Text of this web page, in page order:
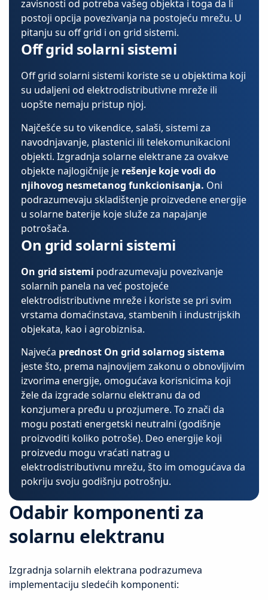
zavisnosti od potreba vašeg objekta i toga da li
postoji opcija povezivanja na postojeću mrežu. U
pitanju su off grid i on grid sistemi.
Off grid solarni sistemi
Off grid solarni sistemi koriste se u objektima koji
su udaljeni od elektrodistributivne mreže ili
uopšte nemaju pristup njoj.
Najčešće su to vikendice, salaši, sistemi za
navodnjavanje, plastenici ili telekomunikacioni
objekti. Izgradnja solarne elektrane za ovakve
objekte najlogičnije je rešenje koje vodi do
njihovog nesmetanog funkcionisanja. Oni
podrazumevaju skladištenje proizvedene energije
u solarne baterije koje služe za napajanje
potrošača.
On grid solarni sistemi
On grid sistemi podrazumevaju povezivanje
solarnih panela na već postojeće
elektrodistributivne mreže i koriste se pri svim
vrstama domaćinstava, stambenih i industrijskih
objekata, kao i agrobiznisa.
Najveća prednost On grid solarnog sistema
jeste što, prema najnovijem zakonu o obnovljivim
izvorima energije, omogućava korisnicima koji
žele da izgrade solarnu elektranu da od
konzjumera pređu u prozjumere. To znači da
mogu postati energetski neutralni (godišnje
proizvoditi koliko potroše). Deo energije koji
proizvedu mogu vraćati natrag u
elektrodistributivnu mrežu, što im omogućava da
pokriju svoju godišnju potrošnju.
Odabir komponenti za
solarnu elektranu
Izgradnja solarnih elektrana podrazumeva
implementaciju sledećih komponenti: